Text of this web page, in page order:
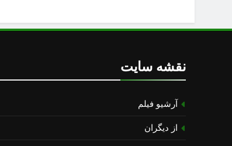
نقشه سایت
آرشیو فیلم
از دیگران